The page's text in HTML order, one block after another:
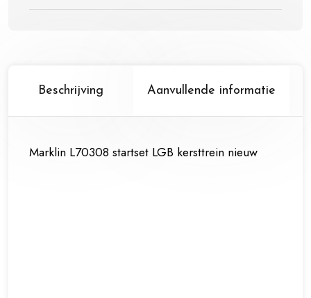
Beschrijving Aanvullende informatie
Marklin L70308 startset LGB kersttrein nieuw